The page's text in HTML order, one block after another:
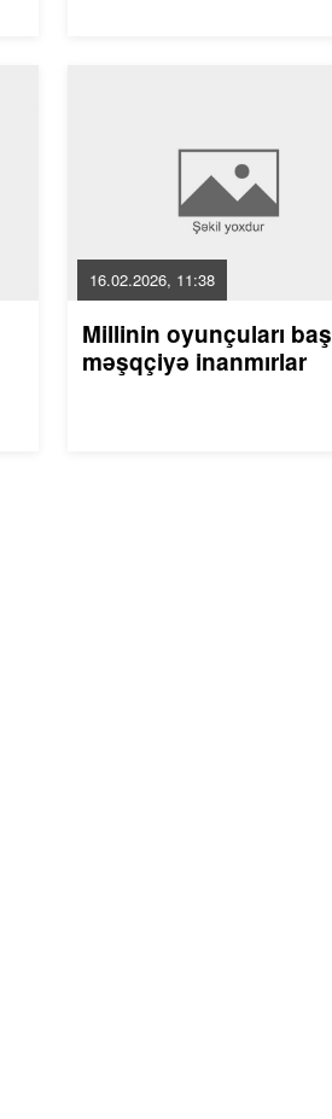
16.02.2026, 11:38
Millinin oyunçuları baş
məşqçiyə inanmırlar